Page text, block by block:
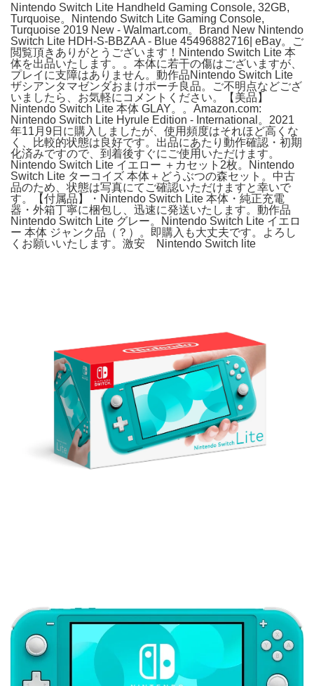
Nintendo Switch Lite Handheld Gaming Console, 32GB,
Turquoise。Nintendo Switch Lite Gaming Console,
Turquoise 2019 New - Walmart.com。Brand New Nintendo
Switch Lite HDH-S-BBZAA - Blue 45496882716| eBay。ご
閲覧頂きありがとうございます！Nintendo Switch Lite 本
体を出品いたします。。本体に若干の傷はございますが、
プレイに支障はありません。動作品Nintendo Switch Lite
ザシアンタマゼンダおまけポーチ良品。ご不明点などござ
いましたら、お気軽にコメントください。【美品】
Nintendo Switch Lite 本体 GLAY。。Amazon.com:
Nintendo Switch Lite Hyrule Edition - International。2021
年11月9日に購入しましたが、使用頻度はそれほど高くな
く、比較的状態は良好です。出品にあたり動作確認・初期
化済みですので、到着後すぐにご使用いただけます。
Nintendo Switch Lite イエロー ＋カセット2枚。Nintendo
Switch Lite ターコイズ 本体＋どうぶつの森セット。中古
品のため、状態は写真にてご確認いただけますと幸いで
す。【付属品】・Nintendo Switch Lite 本体・純正充電
器・外箱丁寧に梱包し、迅速に発送いたします。動作品
Nintendo Switch Lite グレー。Nintendo Switch Lite イエロ
ー 本体 ジャンク品（？）。即購入も大丈夫です。よろし
くお願いいたします。激安 Nintendo Switch lite